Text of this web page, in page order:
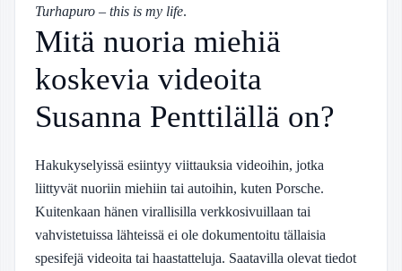
Turhapuro – this is my life.
Mitä nuoria miehiä
koskevia videoita
Susanna Penttilällä on?
Hakukyselyissä esiintyy viittauksia videoihin, jotka
liittyvät nuoriin miehiin tai autoihin, kuten Porsche.
Kuitenkaan hänen virallisilla verkkosivuillaan tai
vahvistetuissa lähteissä ei ole dokumentoitu tällaisia
spesifejä videoita tai haastatteluja. Saatavilla olevat tiedot